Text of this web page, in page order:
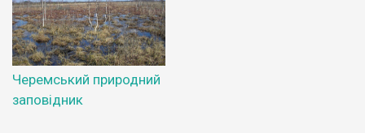
Черемський природний
заповідник